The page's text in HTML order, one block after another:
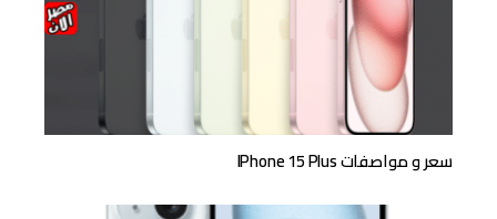
سعر و مواصفات IPhone 15 Plus